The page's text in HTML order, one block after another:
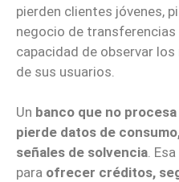
pierden clientes jóvenes,
negocio de
capacidad de observar
de sus usuarios.
Un banco que no
pierde datos de
señales de solvencia.
para ofrecer créditos,